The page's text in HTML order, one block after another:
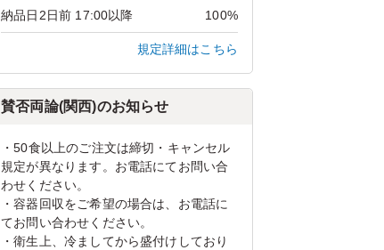
納品日2日前 17:00以降 100%
規定詳細はこちら
賛否両論(関西)のお知らせ
・50食以上のご注文は締切・キャンセル
規定が異なります。お電話にてお問い合
わせください。
・容器回収をご希望の場合は、お電話に
てお問い合わせください。
・衛生上、冷ましてから盛付けしており